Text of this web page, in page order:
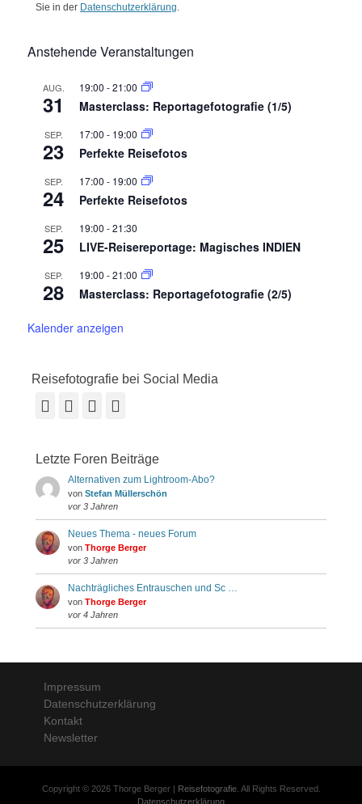
Sie in der Datenschutzerklärung.
Anstehende Veranstaltungen
AUG.
31
19:00 -21:00
Masterclass: Reportagefotografie (1/5)
SEP.
23
17:00 - 19:00
Perfekte Reisefotos
SEP.
24
17:00 - 19:00
Perfekte Reisefotos
SEP.
25
19:00 -21:30
LIVE-Reisereportage: Magisches INDIEN
SEP.
28
19:00 -21:00
Masterclass: Reportagefotografie (2/5)
Kalender anzeigen
Reisefotografie bei Social Media
Facebook
VimeoYouTube
Letzte Foren Beiträge
Alternativen zum Lightroom-Abo?
von Stefan Müllerschön
vor 3 Jahren
Neues Thema - neues Forum
von Thorge Berger
vor 3 Jahren
Nachträgliches Entrauschen und Sc …
von Thorge Berger
vor 4 Jahren
Impressum
Datenschutzerklärung
Kontakt
Newsletter
Copyright © 2026 Thorge Berger | Reisefotografie. All Rights Reserved.
Datenschutzerklärung